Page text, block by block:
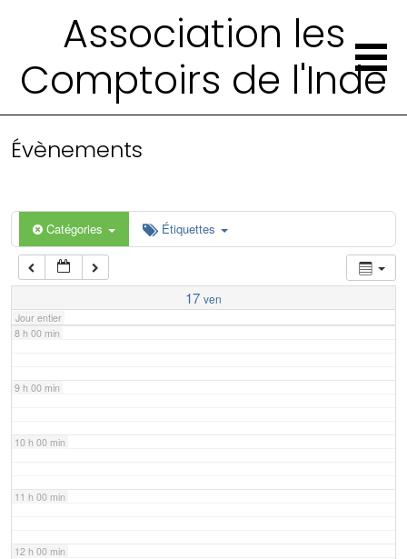
Association les
Comptoirs de l'Inde
Évènements
Catégories Étiquettes
17 ven
Jour entier
4 h 00 min
6 h 00 min
7 h 00 min
8 h 00 min
9 h 00 min
10 h 00 min
11 h 00 min
12 h 00 min